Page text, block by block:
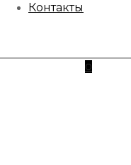
Контакты
0